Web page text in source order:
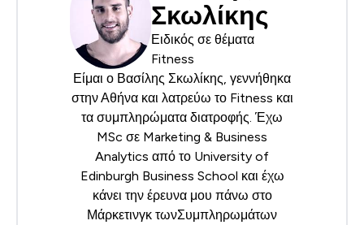
Σκωλίκης
Ειδικός σε θέματα
Fitness
Είμαι ο Βασίλης Σκωλίκης, γεννήθηκα
στην Αθήνα και λατρεύω το Fitness και
τα συμπληρώματα διατροφής. Έχω
MSc σε Marketing & Business
Analytics από το University of
Edinburgh Business School και έχω
κάνει την έρευνα μου πάνω στο
Μάρκετινγκ τωνΣυμπληρωμάτων